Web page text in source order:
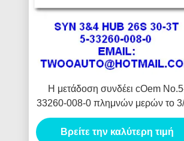
Η μετάδοση συνδέει cOem
33260-008-0 πλημνών μερών το 3/
για το μανίκι 30t μεγέθους 26s/
Isuzu 4ja1
Βρείτε την καλύτερη τιμή